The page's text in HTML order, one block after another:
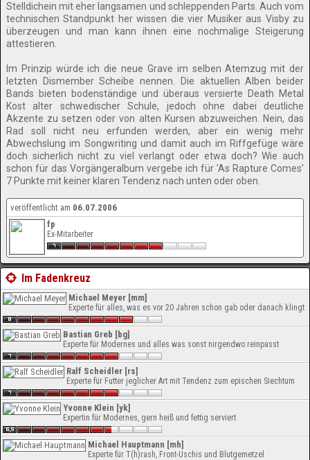
Stelldichein mit eher langsamen und schleppenden Parts. Auch vom
technischen Standpunkt her wissen die vier Musiker aus Visby zu
überzeugen und man kann ihnen eine nochmalige Steigerung
attestieren.
Im Prinzip würde ich die neue Grave im selben Atemzug mit der
letzten Dismember Scheibe nennen. Die aktuellen Alben beider
Bands bieten bodenständige und überaus versierte Death Metal
Kost alter schwedischer Schule, jedoch ohne dabei deutliche
Akzente zu setzen oder von alten Kursen abzuweichen. Nein, das
Rad soll nicht neu erfunden werden, aber ein wenig mehr
Abwechslung im Songwriting und damit auch im Riffgefüge wäre
doch sicherlich nicht zu viel verlangt oder etwa doch? Wie auch
schon für das Vorgängeralbum vergebe ich für 'As Rapture Comes'
7 Punkte mit keiner klaren Tendenz nach unten oder oben.
veröffentlicht am 06.07.2006
fp
Ex-Mitarbeiter
Im Fadenkreuz
Michael Meyer [mm]
Experte für alles, was es vor 20 Jahren schon gab oder danach klingt
Bastian Greb [bg]
Experte für Modernes und alles was sonst nirgendwo reinpasst
Ralf Scheidler [rs]
Experte für Futter jeglicher Art mit Tendenz zum epischen Siechtum
Yvonne Klein [yk]
Expertin für Modernes, gern heiß und fettig serviert
Michael Hauptmann [mh]
Experte für T(h)rash, Front-Uschis und Blutgemetzel